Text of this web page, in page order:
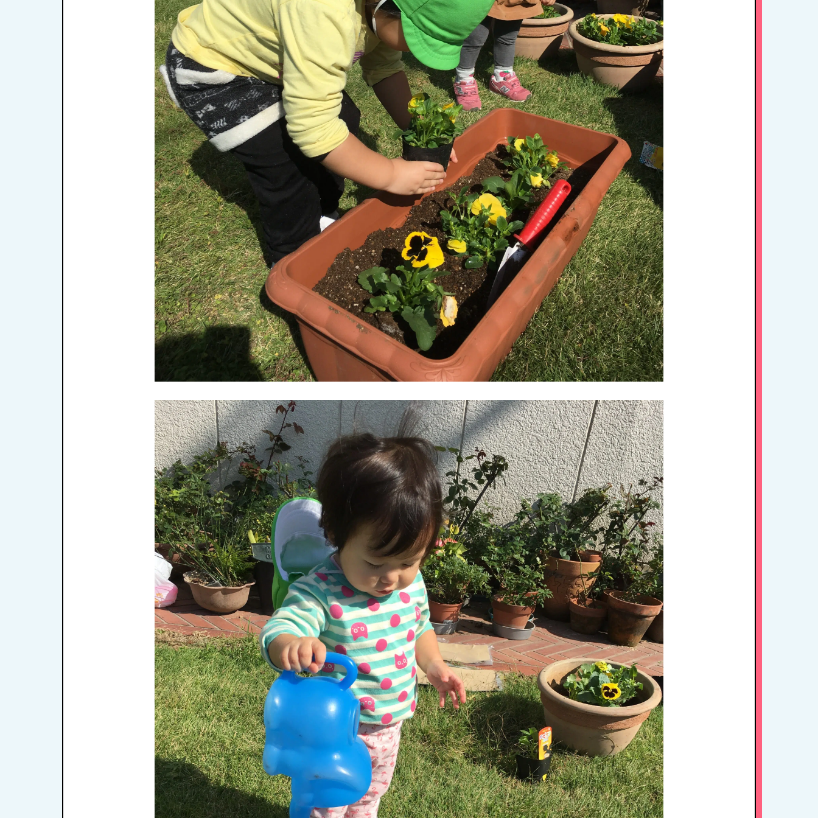
入園案内
アクセス
お問い合わせ
病児保育について